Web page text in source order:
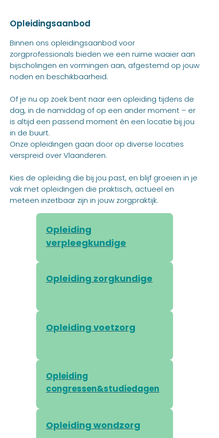
Opleidingsaanbod
Binnen ons opleidingsaanbod voor
zorgprofessionals bieden we een ruime waaier aan
bijscholingen en vormingen aan, afgestemd op jouw
noden en beschikbaarheid.
Of je nu op zoek bent naar een opleiding tijdens de
dag, in de namiddag of op een ander moment – er
is altijd een passend moment én een locatie bij jou
in de buurt.
Onze opleidingen gaan door op diverse locaties
verspreid over Vlaanderen.
Kies de opleiding die bij jou past, en blijf groeien in je
vak met opleidingen die praktisch, actueel en
meteen inzetbaar zijn in jouw zorgpraktijk.
Opleiding
verpleegkundige
Opleiding zorgkundige
Opleiding voetzorg
Opleiding
congressen&studiedagen
Opleiding wondzorg